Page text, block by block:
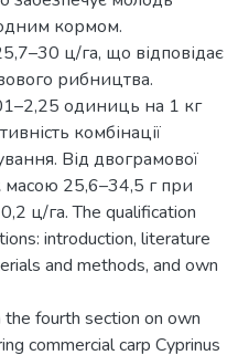
кормом.
ц/га, що відповідає
рибництва.
одиниць на 1 кг
комбінації
Від двограмової
масою 25,6–34,5 г при
ц/га. The qualification
introduction, literature
and methods, and own
fourth section on own
commercial carp Cyprinus